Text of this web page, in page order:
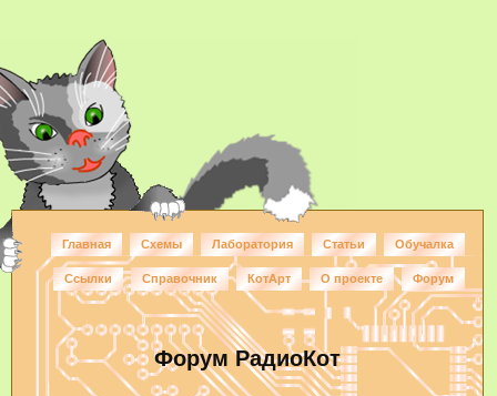
Главная Схемы Лаборатория Статьи Обучалка
Ссылки Справочник КотАрт О проекте Форум
Форум РадиоКот